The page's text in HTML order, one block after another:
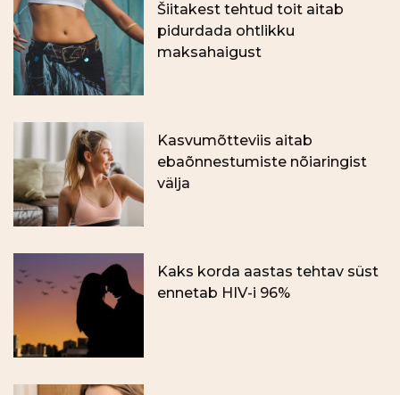
Šiitakest tehtud toit aitab
pidurdada ohtlikku
maksahaigust
Kasvumõtteviis aitab
ebaõnnestumiste nõiaringist
välja
Kaks korda aastas tehtav süst
ennetab HIV-i 96%